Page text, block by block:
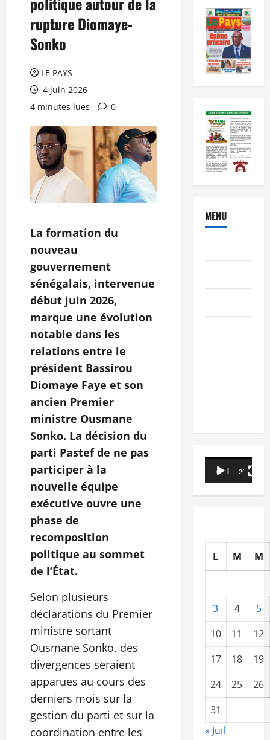
rupture Diomaye-
Sonko
LE PAYS
4 juin 2026
4 minutes lues
0
La formation du
nouveau
gouvernement
sénégalais, intervenue
début juin 2026,
marque une évolution
notable dans les
relations entre le
président Bassirou
Diomaye Faye et son
ancien Premier
ministre Ousmane
Sonko. La décision du
parti Pastef de ne pas
participer à la
nouvelle équipe
exécutive ouvre une
phase de
recomposition
politique au sommet
de l’État.
Selon plusieurs
déclarations du Premier
ministre sortant
Ousmane Sonko, des
divergences seraient
apparues au cours des
derniers mois sur la
gestion du parti et sur la
coordination entre les
MENU
Lecteur
vidéo
00:00 29:21
L M M
3 4
5
10
11
12
17
18
19
24
25
26
31
« Juil